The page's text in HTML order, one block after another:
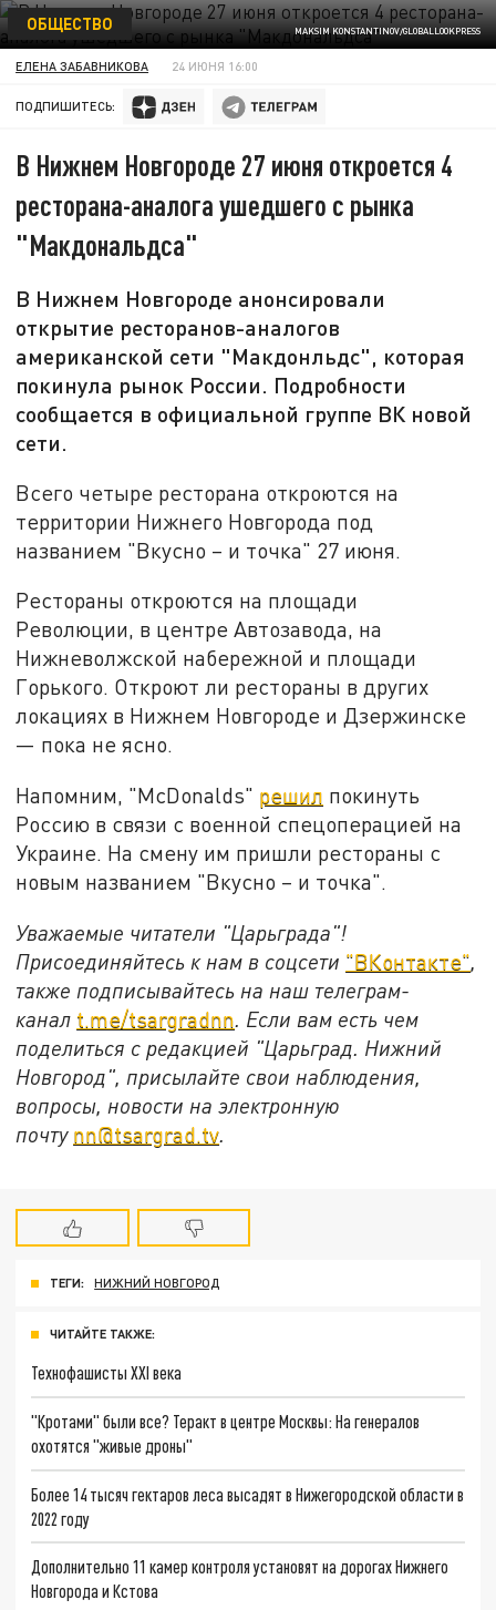
MAKSIM KONSTANTINOV/GLOBALLOOKPRESS
ОБЩЕСТВО
ЕЛЕНА ЗАБАВНИКОВА 24 ИЮНЯ 16:00
ПОДПИШИТЕСЬ:
В Нижнем Новгороде 27 июня откроется 4
ресторана-аналога ушедшего с рынка
"Макдональдса"
В Нижнем Новгороде анонсировали
открытие ресторанов-аналогов
американской сети "Макдонльдс", которая
покинула рынок России. Подробности
сообщается в официальной группе ВК новой
сети.
Всего четыре ресторана откроются на
территории Нижнего Новгорода под
названием "Вкусно – и точка" 27 июня.
Рестораны откроются на площади
Революции, в центре Автозавода, на
Нижневолжской набережной и площади
Горького. Откроют ли рестораны в других
локациях в Нижнем Новгороде и Дзержинске
— пока не ясно.
Напомним, "McDonalds" решил покинуть
Россию в связи с военной спецоперацией на
Украине. На смену им пришли рестораны с
новым названием "Вкусно – и точка".
Уважаемые читатели "Царьграда"!
Присоединяйтесь к нам в соцсети "ВКонтакте",
также подписывайтесь на наш телеграм-
канал t.me/tsargradnn. Если вам есть чем
поделиться с редакцией "Царьград. Нижний
Новгород", присылайте свои наблюдения,
вопросы, новости на электронную
почту nn@tsargrad.tv.
ТЕГИ: НИЖНИЙ НОВГОРОД
ЧИТАЙТЕ ТАКЖЕ:
Технофашисты XXI века
"Кротами" были все? Теракт в центре Москвы: На генералов
охотятся "живые дроны"
Более 14 тысяч гектаров леса высадят в Нижегородской области в
2022 году
Дополнительно 11 камер контроля установят на дорогах Нижнего
Новгорода и Кстова